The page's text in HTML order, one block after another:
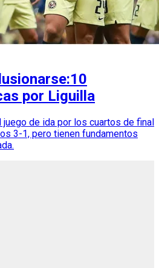
por Liguilla
juego de ida por los cuartos de final
3-1, pero tienen fundamentos